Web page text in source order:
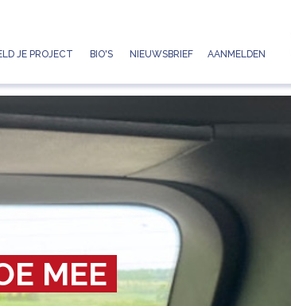
JE PROJECT BIO'S NIEUWSBRIEF AANMELDEN
MEE